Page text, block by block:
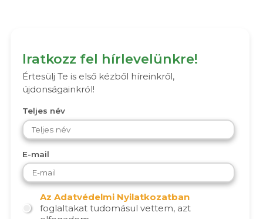
Iratkozz fel hírlevelünkre!
Értesülj Te is első kézből híreinkről,
újdonságainkról!
Teljes név
E-mail
Az Adatvédelmi Nyilatkozatban
foglaltakat tudomásul vettem, azt